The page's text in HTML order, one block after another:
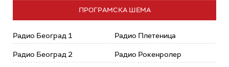
ПРОГРАМСКА ШЕМА
Радио Београд 1
Радио Београд 2
Радио Плетеница
Радио Рокенролер